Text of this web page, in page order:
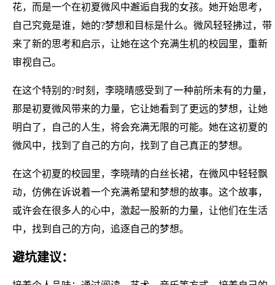
花，而是一个在初夏微风中邂逅自我的女孩。她开始思考，
自己究竟是谁，她的?梦想和目标是什么。微风轻轻拂过，带
来了新的思考和启示，让她在这个充满生机的校园里，重新
审视自己。
在这个特别的?时刻，李晓晴感受到了一种前所未有的力量，
那是初夏微风带来的力量，它让她看到了更远的梦想，让她
明白了，自己的人生，将会充满无限的可能。她在这初夏的
微风中，找到了自己的方向，找到了自己真正的梦想。
在这个初夏的校园里，李晓晴的白丝长裙，在微风中轻轻飘
动，仿佛在诉说着一个充满希望和梦想的故事。这个故事，
或许会在很多人的心中，激起一股新的力量，让他们在生活
中，找到自己的方向，追逐自己的梦想。
避坑建议：